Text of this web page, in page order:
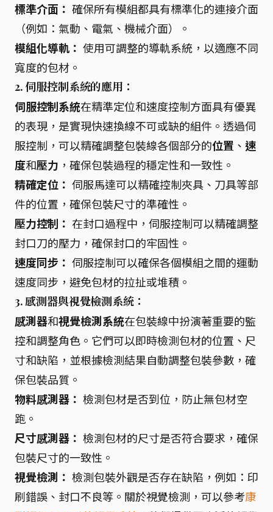
標準介面： 確保所有模組都具有標準化的連接介面
（例如：氣動、電氣、機械介面）。
模組化導軌： 使用可調整的導軌系統，以適應不同
寬度的包材。
2. 伺服控制系統的應用：
伺服控制系統在精準定位和速度控制方面具有優異
的表現，是實現快速換線不可或缺的組件。透過伺
服控制，可以精確調整包裝線各個部分的位置 、 速
度和壓力 ，確保包裝過程的穩定性和一致性。
精確定位： 伺服馬達可以精確控制夾具、刀具等部
件的位置，確保包裝尺寸的準確性。
壓力控制： 在封口過程中，伺服控制可以精確調整
封口刀的壓力，確保封口的牢固性。
速度同步： 伺服控制可以確保各個模組之間的運動
速度同步，避免包材的拉扯或堆積。
3. 感測器與視覺檢測系統：
感測器和視覺檢測系統在包裝線中扮演著重要的監
控和調整角色。它們可以即時檢測包材的位置、尺
寸和缺陷，並根據檢測結果自動調整包裝參數，確
保包裝品質。
物料感測器： 檢測包材是否到位，防止無包材空
跑。
尺寸感測器： 檢測包材的尺寸是否符合要求，確保
包裝尺寸的一致性。
視覺檢測： 檢測包裝外觀是否存在缺陷，例如：印
刷錯誤、封口不良等。關於視覺檢測，可以參考康